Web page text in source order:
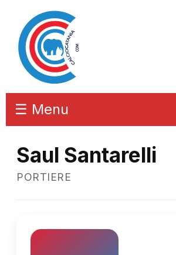
☰ Menu
Saul Santarelli
PORTIERE